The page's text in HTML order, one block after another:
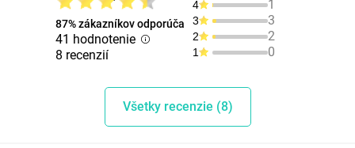
87% zákazníkov odporúča
41 hodnotenie
8 recenzií
4 1
3 3
2 2
1 0
Všetky recenzie (8)